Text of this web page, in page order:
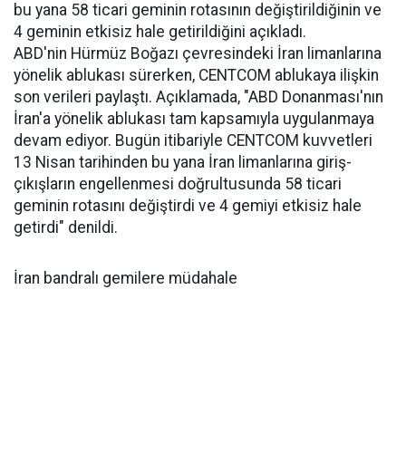
bu yana 58 ticari geminin rotasının değiştirildiğinin ve
4 geminin etkisiz hale getirildiğini açıkladı.
ABD'nin Hürmüz Boğazı çevresindeki İran limanlarına
yönelik ablukası sürerken, CENTCOM ablukaya ilişkin
son verileri paylaştı. Açıklamada, "ABD Donanması'nın
İran'a yönelik ablukası tam kapsamıyla uygulanmaya
devam ediyor. Bugün itibariyle CENTCOM kuvvetleri
13 Nisan tarihinden bu yana İran limanlarına giriş-
çıkışların engellenmesi doğrultusunda 58 ticari
geminin rotasını değiştirdi ve 4 gemiyi etkisiz hale
getirdi" denildi.
İran bandralı gemilere müdahale